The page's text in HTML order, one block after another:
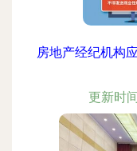
房地产经纪机构
更新时